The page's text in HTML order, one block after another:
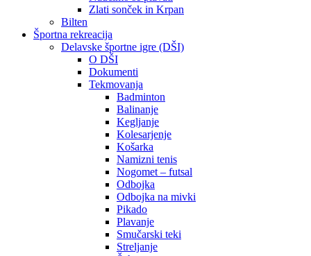
Zlati sonček in Krpan
Bilten
Športna rekreacija
Delavske športne igre (DŠI)
O DŠI
Dokumenti
Tekmovanja
Badminton
Balinanje
Kegljanje
Kolesarjenje
Košarka
Namizni tenis
Nogomet – futsal
Odbojka
Odbojka na mivki
Pikado
Plavanje
Smučarski teki
Streljanje